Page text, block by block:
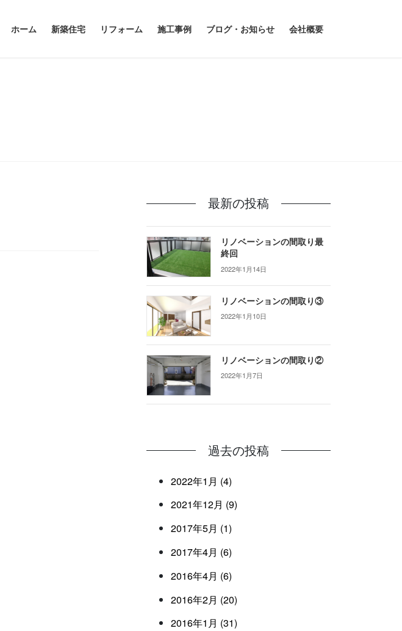
ホーム 新築住宅 リフォーム 施工事例 ブログ・お知らせ 会社概要
最新の投稿
リノベーションの間取り最
終回
2022年1月14日
リノベーションの間取り③
2022年1月10日
リノベーションの間取り②
2022年1月7日
過去の投稿
2022年1月 (4)
2021年12月 (9)
2017年5月 (1)
2017年4月 (6)
2016年4月 (6)
2016年2月 (20)
2016年1月 (31)